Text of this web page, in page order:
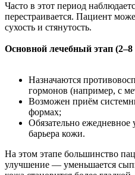
Часто в этот период
перестраивается. Пациент
сухость и стянутость.
Основной лечебный этап (2–8
Назначаются
гормонов (например, с
Возможен приём
формах;
Обязательно ежедневное
барьера кожи.
На этом этапе большинство
улучшение — уменьшается